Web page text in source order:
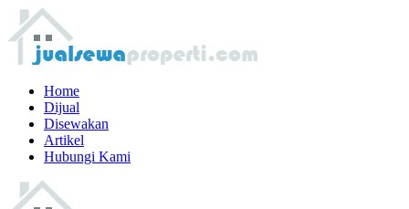
Home
Dijual
Disewakan
Artikel
Hubungi Kami